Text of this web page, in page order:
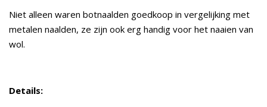
Niet alleen waren botnaalden goedkoop in vergelijking met
metalen naalden, ze zijn ook erg handig voor het naaien van
wol.
Details: